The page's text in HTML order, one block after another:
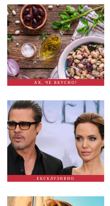
АХ, ЧЕ ВКУСНО!
ЕКСКЛУЗИВНО